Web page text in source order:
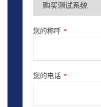
您的称呼 *
您的电话 *